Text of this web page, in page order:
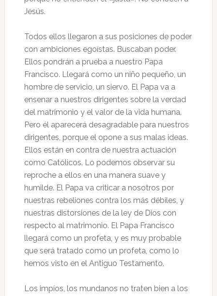
Jesús.
Todos ellos llegaron a sus posiciones de poder
con ambiciones egoístas. Buscaban poder.
Ellos pondrán a prueba a nuestro Papa
Francisco. Llegará como un niño pequeño, un
hombre de servicio, un siervo. El Papa va a
ensenar a nuestros dirigentes sobre la verdad
del matrimonio y el valor de la vida humana.
Pero él aparecerá desagradable para nuestros
dirigentes, porque el opone a sus malas ideas.
Ellos están en contra de nuestra actuación
como Católicos. Lo podemos observar su
reproche a ellos en una manera suave y
humilde. El Papa va criticar a nosotros por
nuestras rebeliones contra los más débiles, y
nuestras distorsiones de la ley de Dios con
respecto al matrimonio. El Papa Francisco
llegará como un profeta, y es muy probable
que será tratado como un profeta, como lo
hemos visto en el Antiguo Testamento.
Los impíos, los mundanos no traten bien a los